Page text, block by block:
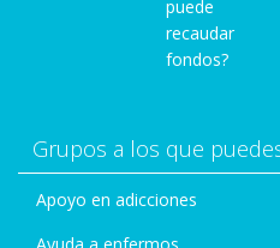
puede
recaudar
fondos?
Grupos a los que
Apoyo en adicciones